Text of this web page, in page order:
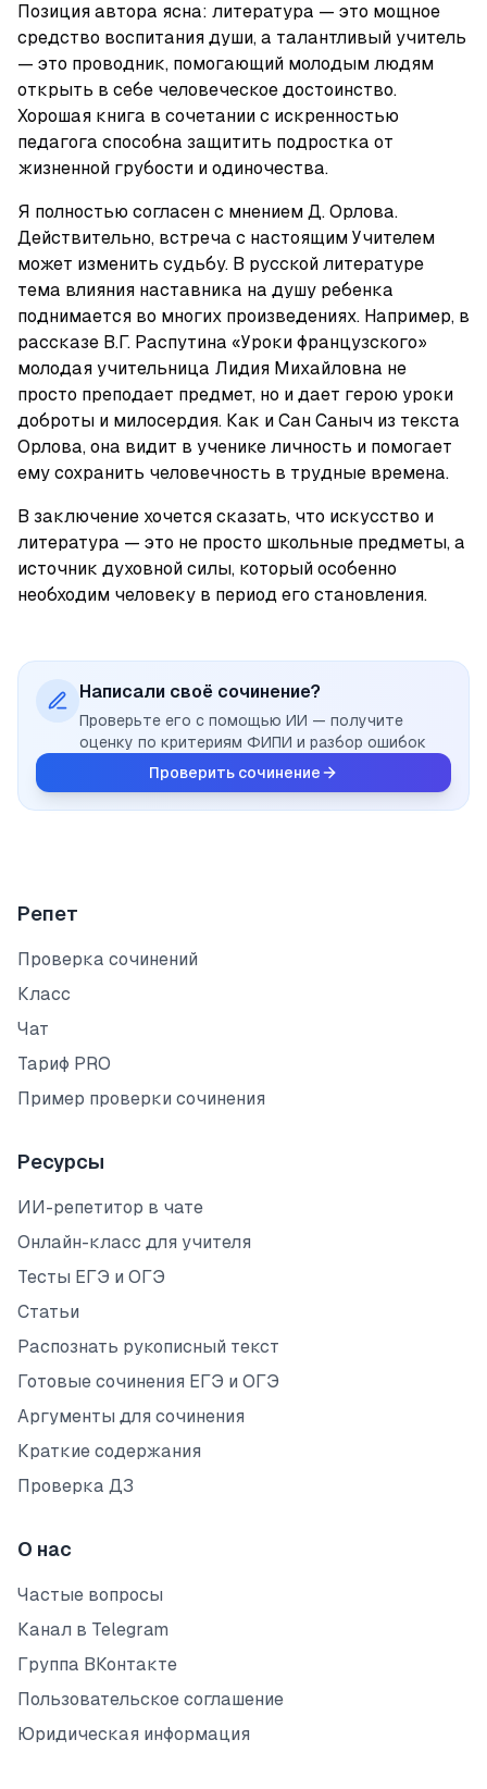
Позиция автора ясна: литература — это мощное
средство воспитания души, а талантливый учитель
— это проводник, помогающий молодым людям
открыть в себе человеческое достоинство.
Хорошая книга в сочетании с искренностью
педагога способна защитить подростка от
жизненной грубости и одиночества.
Я полностью согласен с мнением Д. Орлова.
Действительно, встреча с настоящим Учителем
может изменить судьбу. В русской литературе
тема влияния наставника на душу ребенка
поднимается во многих произведениях. Например, в
рассказе В.Г. Распутина «Уроки французского»
молодая учительница Лидия Михайловна не
просто преподает предмет, но и дает герою уроки
доброты и милосердия. Как и Сан Саныч из текста
Орлова, она видит в ученике личность и помогает
ему сохранить человечность в трудные времена.
В заключение хочется сказать, что искусство и
литература — это не просто школьные предметы, а
источник духовной силы, который особенно
необходим человеку в период его становления.
Написали своё сочинение?
Проверьте его с помощью ИИ — получите
оценку по критериям ФИПИ и разбор ошибок
Проверить сочинение
Репет
Проверка сочинений
Класс
Чат
Тариф PRO
Пример проверки сочинения
Ресурсы
ИИ-репетитор в чате
Онлайн-класс для учителя
Тесты ЕГЭ и ОГЭ
Статьи
Распознать рукописный текст
Готовые сочинения ЕГЭ и ОГЭ
Аргументы для сочинения
Краткие содержания
Проверка ДЗ
О нас
Частые вопросы
Канал в Telegram
Группа ВКонтакте
Пользовательское соглашение
Юридическая информация